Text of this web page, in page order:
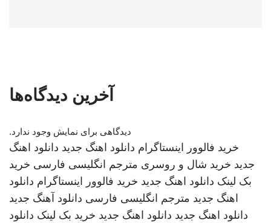
آخرین دیدگاه‌ها
دیدگاهی برای نمایش وجود ندارد.
خرید فالوور اینستاگرام دانلود اهنگ جدید دانلود اهنگ
جدید خرید شال و روسری مترجم انگلیسی فارسی خرید
بک لینک دانلود اهنگ جدید خرید فالوور اینستاگرام دانلود
اهنگ جدید مترجم انگلیسی فارسی دانلود آهنگ جدید
دانلود اهنگ جدید دانلود اهنگ جدید خرید بک لینک دانلود